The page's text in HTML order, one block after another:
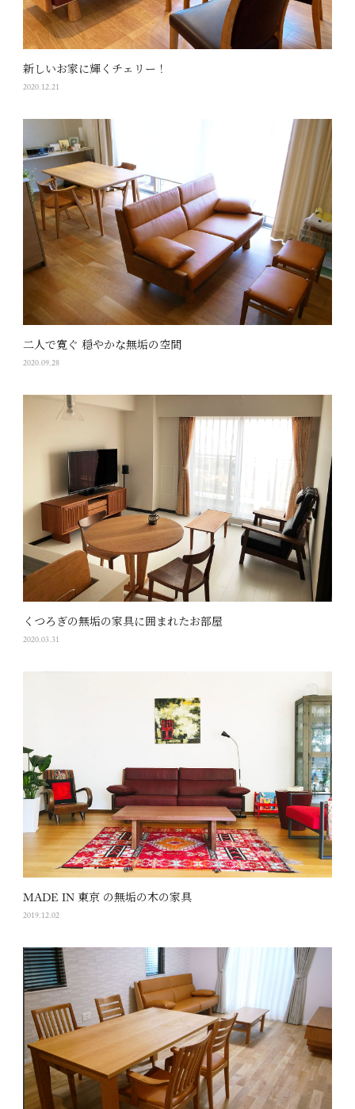
新しいお家に輝くチェリー！
2020.12.21
二人で寛ぐ 穏やかな無垢の空間
2020.09.28
くつろぎの無垢の家具に囲まれたお部屋
2020.03.31
MADE IN 東京 の無垢の木の家具
2019.12.02